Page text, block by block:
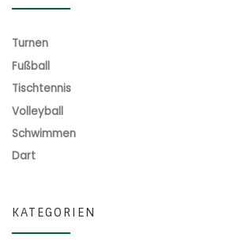
Turnen
Fußball
Tischtennis
Volleyball
Schwimmen
Dart
KATEGORIEN